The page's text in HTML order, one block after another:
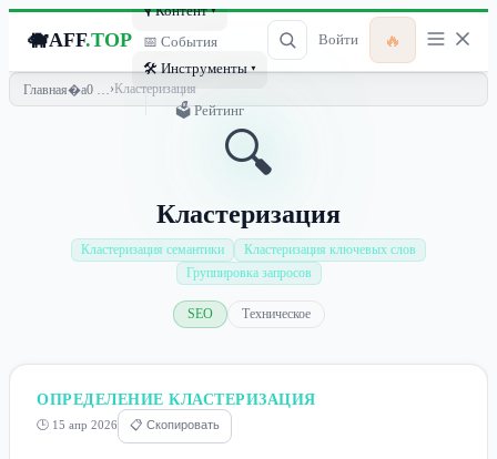
🐗AFF.TOP
🎙 Контент ▾
📅 События
🛠 Инструменты ▾
🗳 Рейтинг
Войти 🔥
Главная › Кластеризация
🔍
Кластеризация
Кластеризация семантики
Кластеризация ключевых слов
Группировка запросов
SEO Техническое
ОПРЕДЕЛЕНИЕ КЛАСТЕРИЗАЦИЯ
🕒 15 апр 2026 📋 Скопировать